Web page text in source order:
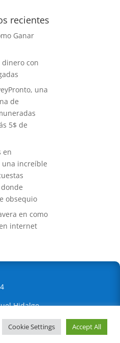
recientes
Ganar
dinero con
una
de
5$ de
en
una increíble
obsequio
encomo
internet
Hidalgo,
Cookie Settings Accept All